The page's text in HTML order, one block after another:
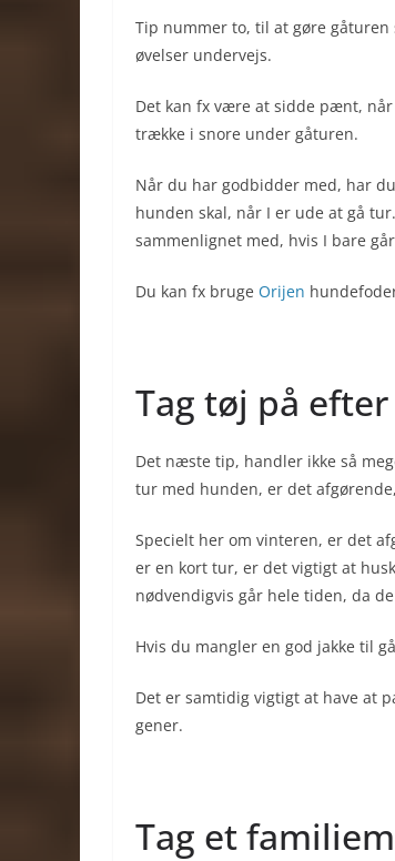
Tip nummer to, til at gøre
øvelser undervejs.
Det kan fx være at sidde pænt,
trække i snore under gåturen.
Når du har godbidder med, har
hunden skal, når I er ude at gå
sammenlignet med, hvis I bare
Du kan fx bruge Orijen
Tag tøj på
Det næste tip, handler ikke så
tur med hunden, er det
Specielt her om vinteren, er det
er en kort tur, er det vigtigt at
nødvendigvis går hele tiden, da
Hvis du mangler en god jakke til
Det er samtidig vigtigt at have at
gener.
Tag et